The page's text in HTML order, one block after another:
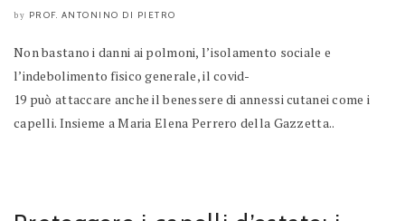
by PROF. ANTONINO DI PIETRO
Non bastano i danni ai polmoni, l’isolamento sociale e
l’indebolimento fisico generale, il covid-
19 può attaccare anche il benessere di annessi cutanei come i
capelli. Insieme a Maria Elena Perrero della Gazzetta..